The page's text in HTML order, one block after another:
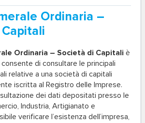
Ordinaria –
Ordinaria – Società di Capitali è
di consultare le principali
relative a una società di capitali
iscritta al Registro delle Imprese.
dei dati depositati presso le
Industria, Artigianato e
verificare l’esistenza dell’impresa,